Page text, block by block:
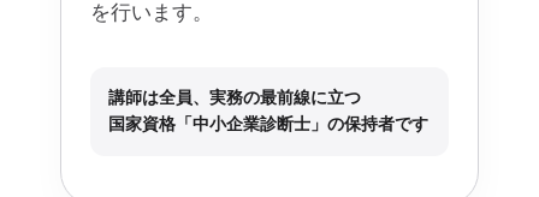
を行います。
講師は全員、実務の最前線に立つ
国家資格「中小企業診断士」の保持者です